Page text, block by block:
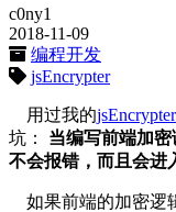
c0ny1
2018-11-09
编程开发
jsEncrypter
用过我的jsEncrypter
坑： 当编写前端加
不会报错，而且会进
如果前端的加密逻